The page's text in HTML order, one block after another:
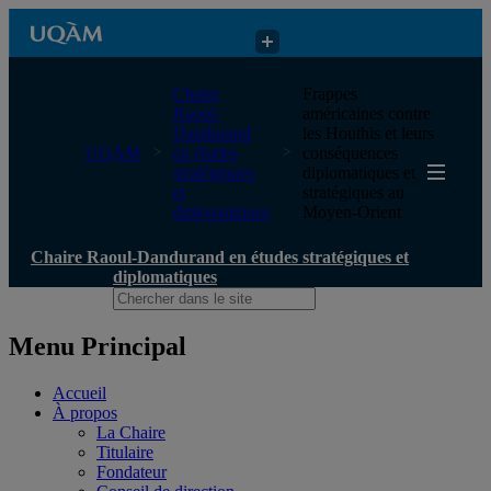
Chaire Raoul-Dandurand en études stratégiques et diplomatiques
UQAM
Chaire
Raoul-
Dandurand
en études
stratégiques
et
diplomatiques
Frappes
américaines contre
les Houthis et leurs
conséquences
diplomatiques et
stratégiques au
Moyen-Orient
Chaire Raoul-Dandurand en études stratégiques et
diplomatiques
Menu Principal
Accueil
À propos
La Chaire
Titulaire
Fondateur